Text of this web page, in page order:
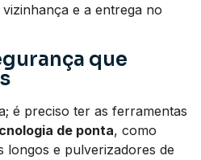
e a entrega no
que
é preciso ter as ferramentas
de ponta, como
longos e pulverizadores de